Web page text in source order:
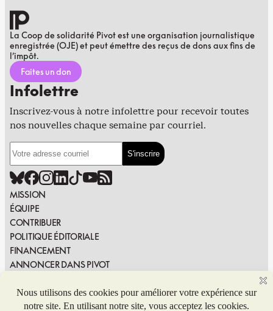
La Coop de solidarité Pivot est une organisation journalistique
enregistrée (OJE) et peut émettre des reçus de dons aux fins de
l’impôt.
Faites un don
Infolettre
Inscrivez-vous à notre infolettre pour recevoir toutes
nos nouvelles chaque semaine par courriel.
MISSION
ÉQUIPE
CONTRIBUER
POLITIQUE ÉDITORIALE
FINANCEMENT
ANNONCER DANS PIVOT
SIGNALER UNE ERREUR
NOUS JOINDRE